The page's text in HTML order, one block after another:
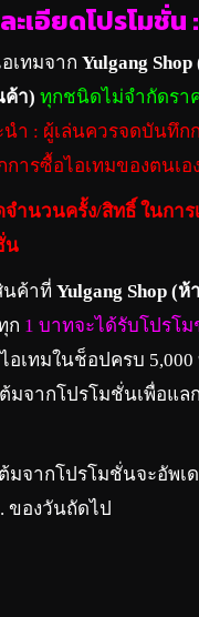
ะเอียดโปรโมชั่น :
เทมจาก Yulgang Shop
ค้า) ทุกชนิดไม่จำกัดรา
ำ : ผู้เล่นควรจดบันทึก
ารซื้อไอเทมของตนเอ
ำนวนครั้ง/สิทธิ์ ในการ
น
นค้าที่ Yulgang Shop (ห้
ก 1 บาทจะได้รับโปรโ
อเทมในช็อปครบ 5,000
มจากโปรโมชั่นเพื่อแล
จากโปรโมชั่นจะอัพเด
ของวันถัดไป